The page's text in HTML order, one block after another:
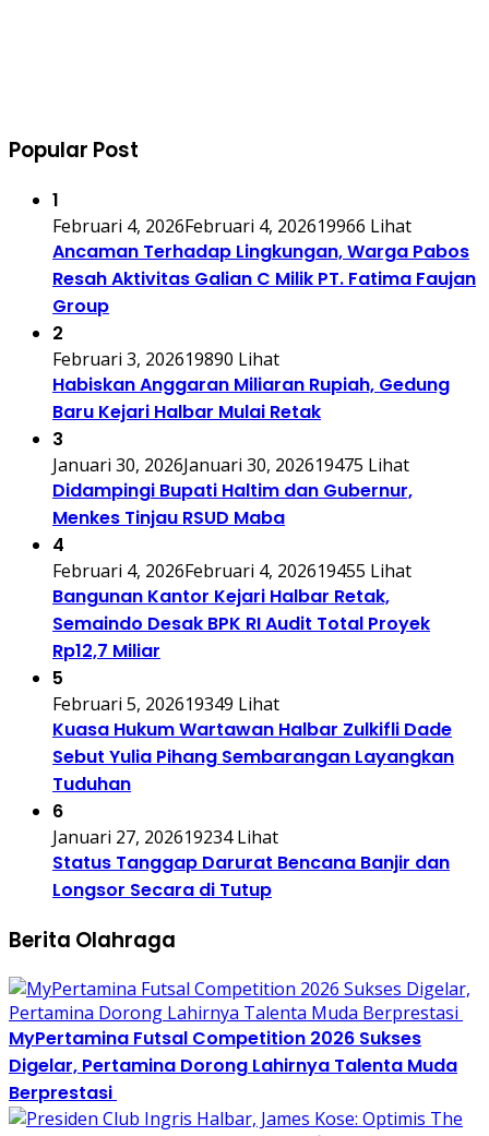
Popular Post
1
Februari 4, 2026Februari 4, 202619966 Lihat
Ancaman Terhadap Lingkungan, Warga Pabos
Resah Aktivitas Galian C Milik PT. Fatima Faujan
Group
2
Februari 3, 202619890 Lihat
Habiskan Anggaran Miliaran Rupiah, Gedung
Baru Kejari Halbar Mulai Retak
3
Januari 30, 2026Januari 30, 202619475 Lihat
Didampingi Bupati Haltim dan Gubernur,
Menkes Tinjau RSUD Maba
4
Februari 4, 2026Februari 4, 202619455 Lihat
Bangunan Kantor Kejari Halbar Retak,
Semaindo Desak BPK RI Audit Total Proyek
Rp12,7 Miliar
5
Februari 5, 202619349 Lihat
Kuasa Hukum Wartawan Halbar Zulkifli Dade
Sebut Yulia Pihang Sembarangan Layangkan
Tuduhan
6
Januari 27, 202619234 Lihat
Status Tanggap Darurat Bencana Banjir dan
Longsor Secara di Tutup
Berita Olahraga
MyPertamina Futsal Competition 2026 Sukses
Digelar, Pertamina Dorong Lahirnya Talenta Muda
Berprestasi